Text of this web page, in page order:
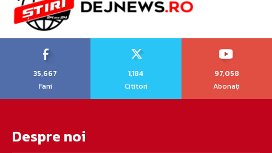
35,667
Fani
1,184
Cititori
97,058
Abonați
Despre noi